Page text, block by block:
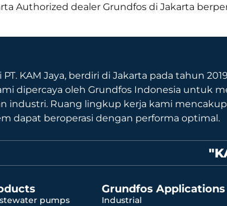
Authorized dealer Grundfos di Jakarta
KAM Jaya, berdiri di Jakarta pada tahun
dipercaya oleh Grundfos Indonesia untuk
industri. Ruang lingkup kerja kami
dapat beroperasi dengan performa optimal.
pumps
Grundfos Applications
Industrial